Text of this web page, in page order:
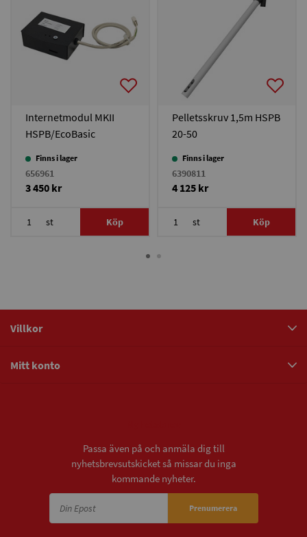
Internetmodul MKII
HSPB/EcoBasic
Finns i lager
656961
3 450 kr
st Köp
Pelletsskruv 1,5m HSPB
20-50
Finns i lager
6390811
4 125 kr
st Köp
Villkor
Mitt konto
Passa även på och anmäla dig till
nyhetsbrevsutskicket så missar du inga
kommande nyheter.
Prenumerera